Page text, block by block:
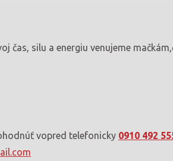
čas, silu a energiu venujeme
vopred telefonicky 0910 492